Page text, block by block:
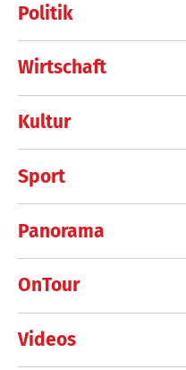
Politik
Wirtschaft
Kultur
Sport
Panorama
OnTour
Videos